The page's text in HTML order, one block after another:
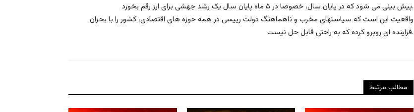
پیش بینی می شود که در پایان سال، خصوصا در ۵ ماه پایان سال یک رشد جهشی برای ارز رقم بخورد.
واقعیت این است که سیاستهای مخرب و ناهماهنگ دولت رییسی در همه حوزه های اقتصادی، کشور را با بحران
فزاینده ای روبرو کرده که به راحتی قابل حل نیست.
مطالب مرتبط